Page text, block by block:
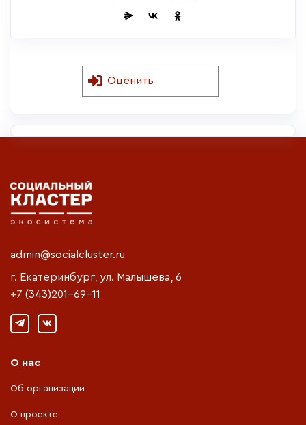
Оценить
admin@socialcluster.ru
г. Екатеринбург, ул. Малышева, 6
+7 (343)201-69-11
О нас
Об организации
О проекте